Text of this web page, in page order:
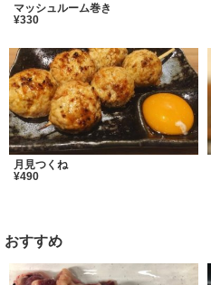
マッシュルーム巻き
¥330
月見つくね
¥490
おすすめ